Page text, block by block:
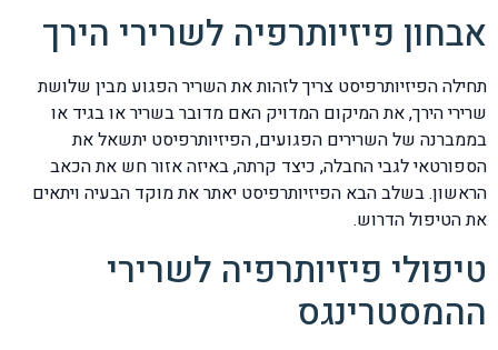
אבחון פיזיותרפיה לשרירי הירך
תחילה הפיזיותרפיסט צריך לזהות את השריר הפגוע מבין שלושת
שרירי הירך, את המיקום המדויק האם מדובר בשריר או בגיד או
בממברנה של השרירים הפגועים, הפיזיותרפיסט יתשאל את
הספורטאי לגבי החבלה, כיצד קרתה, באיזה אזור חש את הכאב
הראשון. בשלב הבא הפיזיותרפיסט יאתר את מוקד הבעיה ויתאים
את הטיפול הדרוש.
טיפולי פיזיותרפיה לשרירי
ההמסטרינגס